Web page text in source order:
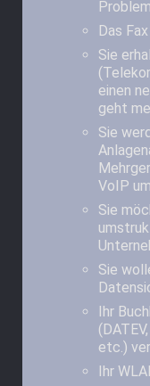
Das
Sie
einen
geht
Sie
VoIP
Sie
Sie
Ihr
etc.)
Ihr